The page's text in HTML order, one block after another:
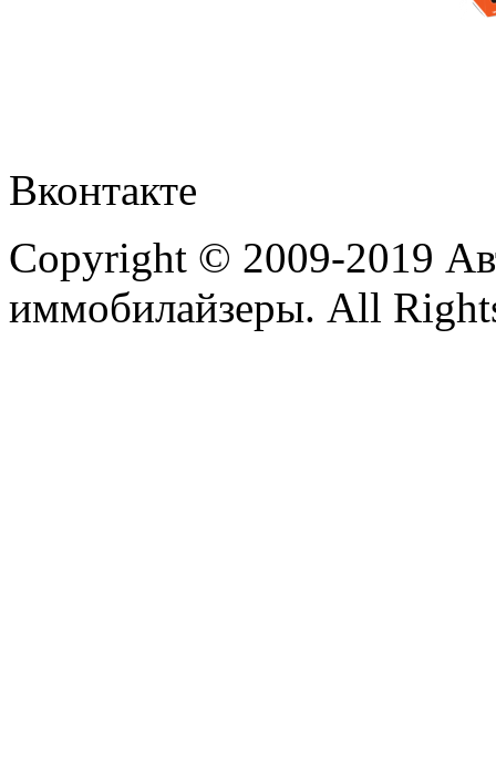
Вконтакте
Copyright © 2009-2019
иммобилайзеры. All